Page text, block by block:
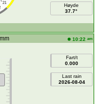
21
Høyde
37.7°
10:22 am
Fart/t
0.000
Last rain
2026-08-04